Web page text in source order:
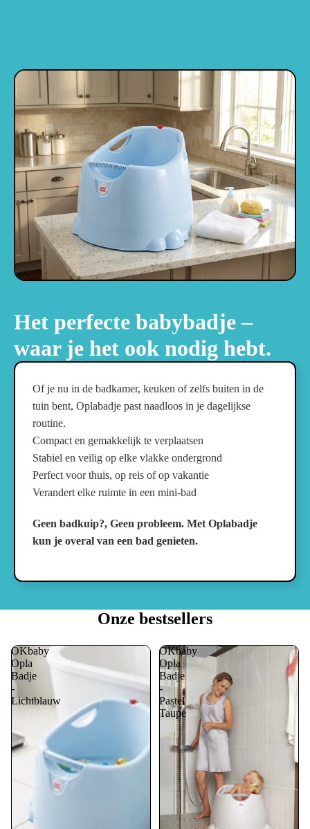
Het perfecte babybadje –
waar je het ook nodig hebt.
Of je nu in de badkamer, keuken of zelfs buiten in de
tuin bent, Oplabadje past naadloos in je dagelijkse
routine.
Compact en gemakkelijk te verplaatsen
Stabiel en veilig op elke vlakke ondergrond
Perfect voor thuis, op reis of op vakantie
Verandert elke ruimte in een mini-bad
Geen badkuip?, Geen probleem. Met Oplabadje
kun je overal van een bad genieten.
Onze bestsellers
OKbaby
Opla
Badje
-
Lichtblauw
OKbaby
Opla
Badje
-
Pastel
Taupe